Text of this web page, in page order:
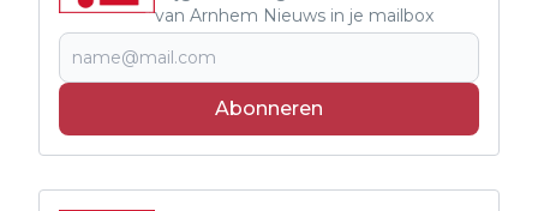
van Arnhem Nieuws in je mailbox
Abonneren